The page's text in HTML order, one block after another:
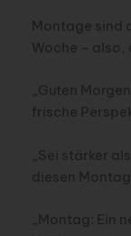
Montage sind
Woche – also,
„Guten
frische
„Sei stärker
diesen
„Montag: Ein